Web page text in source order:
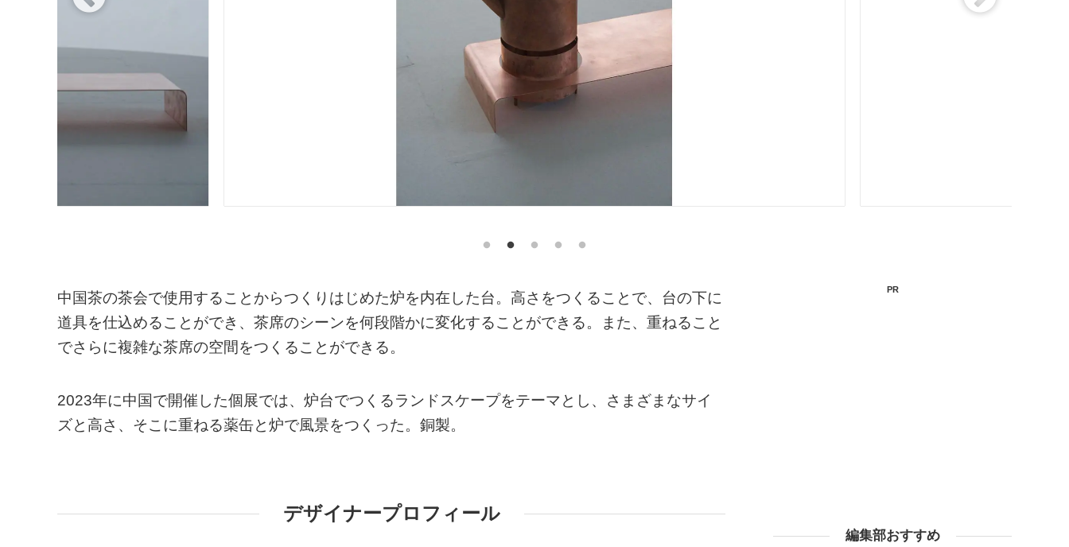
中国茶の茶会で使用することからつくりはじめた炉を内在した台。高さをつくることで、台の下に
道具を仕込めることができ、茶席のシーンを何段階かに変化することができる。また、重ねること
でさらに複雑な茶席の空間をつくることができる。
2023年に中国で開催した個展では、炉台でつくるランドスケープをテーマとし、さまざまなサイ
ズと高さ、そこに重ねる薬缶と炉で風景をつくった。銅製。
デザイナープロフィール
PR
編集部おすすめ